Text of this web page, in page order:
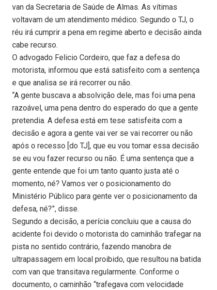
van da Secretaria de Saúde de Almas. As vítimas
voltavam de um atendimento médico. Segundo o TJ, o
réu irá cumprir a pena em regime aberto e decisão ainda
cabe recurso.
O advogado Felicio Cordeiro, que faz a defesa do
motorista, informou que está satisfeito com a sentença
e que analisa se irá recorrer ou não.
“A gente buscava a absolvição dele, mas foi uma pena
razoável, uma pena dentro do esperado do que a gente
pretendia. A defesa está em tese satisfeita com a
decisão e agora a gente vai ver se vai recorrer ou não
após o recesso [do TJ], que eu vou tomar essa decisão
se eu vou fazer recurso ou não. É uma sentença que a
gente entende que foi um tanto quanto justa até o
momento, né? Vamos ver o posicionamento do
Ministério Público para gente ver o posicionamento da
defesa, né?”, disse.
Segundo a decisão, a perícia concluiu que a causa do
acidente foi devido o motorista do caminhão trafegar na
pista no sentido contrário, fazendo manobra de
ultrapassagem em local proibido, que resultou na batida
com van que transitava regularmente. Conforme o
documento, o caminhão “trafegava com velocidade